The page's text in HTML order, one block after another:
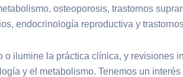
osteoporosis, trastornos
endocrinología reproductiva y
ilumine la práctica clínica, y revisiones
y el metabolismo. Tenemos un